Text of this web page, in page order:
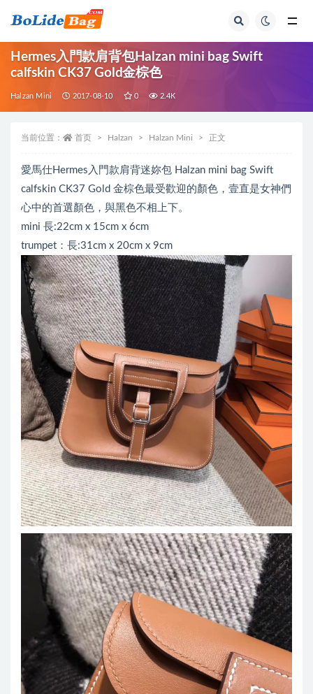
Hermes入門款肩背包Halzan mini bag Swift
calfskin CK37 Gold金棕色
Halzan Mini 2017-08-10 0 2.4K
当前位置： 首页 Halzan Halzan Mini 正文
愛馬仕Hermes入門款肩背迷妳包 Halzan mini bag Swift
calfskin CK37 Gold 金棕色最受歡迎的顏色，壹直是女神們
心中的首選顏色，與黑色不相上下。
mini 長:22cm x 15cm x 6cm
trumpet：長:31cm x 20cm x 9cm